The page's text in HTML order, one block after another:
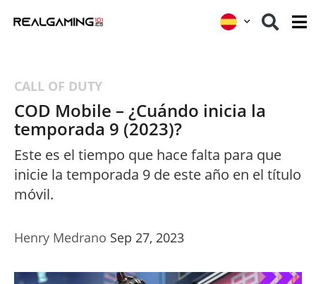
CALL OF DUTY
COD Mobile – ¿Cuándo inicia la
temporada 9 (2023)?
Este es el tiempo que hace falta para que
inicie la temporada 9 de este año en el título
móvil.
Henry Medrano Sep 27, 2023